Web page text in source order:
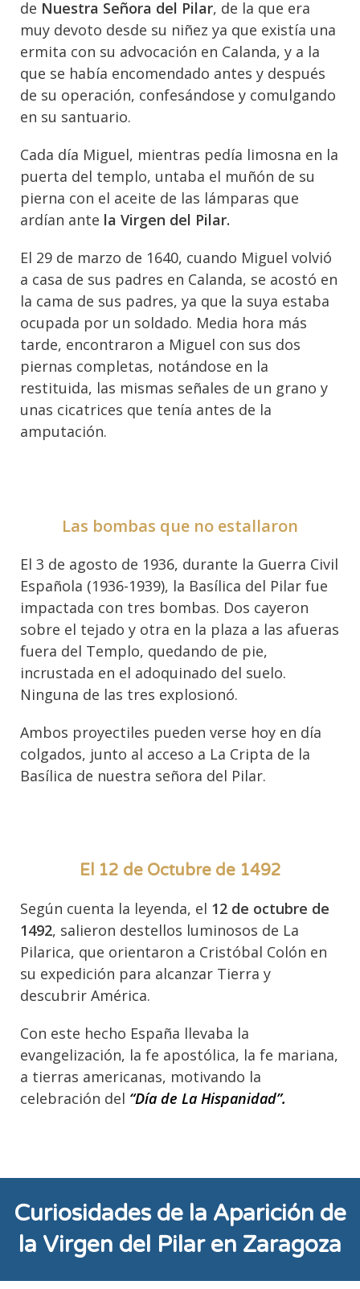
de Nuestra Señora del Pilar, de la que era
muy devoto desde su niñez ya que existía una
ermita con su advocación en Calanda, y a la
que se había encomendado antes y después
de su operación, confesándose y comulgando
en su santuario.
Cada día Miguel, mientras pedía limosna en la
puerta del templo, untaba el muñón de su
pierna con el aceite de las lámparas que
ardían ante la Virgen del Pilar.
El 29 de marzo de 1640, cuando Miguel volvió
a casa de sus padres en Calanda, se acostó en
la cama de sus padres, ya que la suya estaba
ocupada por un soldado. Media hora más
tarde, encontraron a Miguel con sus dos
piernas completas, notándose en la
restituida, las mismas señales de un grano y
unas cicatrices que tenía antes de la
amputación.
Las bombas que no estallaron
El 3 de agosto de 1936, durante la Guerra Civil
Española (1936-1939), la Basílica del Pilar fue
impactada con tres bombas. Dos cayeron
sobre el tejado y otra en la plaza a las afueras
fuera del Templo, quedando de pie,
incrustada en el adoquinado del suelo.
Ninguna de las tres explosionó.
Ambos proyectiles pueden verse hoy en día
colgados, junto al acceso a La Cripta de la
Basílica de nuestra señora del Pilar.
El 12 de Octubre de 1492
Según cuenta la leyenda, el 12 de octubre de
1492, salieron destellos luminosos de La
Pilarica, que orientaron a Cristóbal Colón en
su expedición para alcanzar Tierra y
descubrir América.
Con este hecho España llevaba la
evangelización, la fe apostólica, la fe mariana,
a tierras americanas, motivando la
celebración del “Día de La Hispanidad”.
Curiosidades de la Aparición de
la Virgen del Pilar en Zaragoza